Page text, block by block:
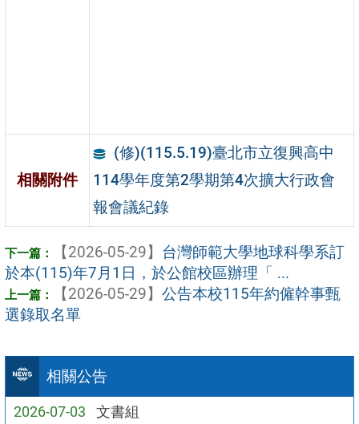
相關公告
2026-07-03 文書組
相關附件
(修)(115.5.19)臺北市立復興高中
114學年度第2學期第4次擴大行政會
報會議紀錄
【2026-05-29】 台灣師範大學地球科學系訂
於本(115)年7月1日，於公館校區辦理「 ...
【2026-05-29】 公告本校115年約僱幹事甄
選錄取名單